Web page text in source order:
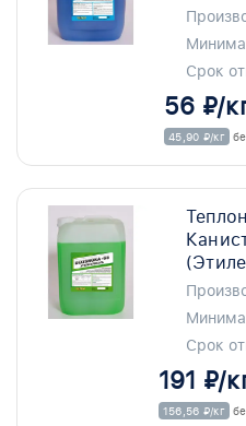
Срок
56 ₽/
45,90 ₽/кг
Срок
191 ₽/
156,56 ₽/кг